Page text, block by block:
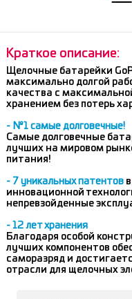
Краткое описание:
Щелочные батарейки
максимально долгой
качества с
хранением без потерь
- №1 самые долговечные!
Самые долговечные
лучших на мировом
питания!
- 7 уникальных патентовв
инновационной
непревзойденные
- 12 лет хранения
Благодаря особой
лучших компонентов
саморазряд и
отрасли для щелочных